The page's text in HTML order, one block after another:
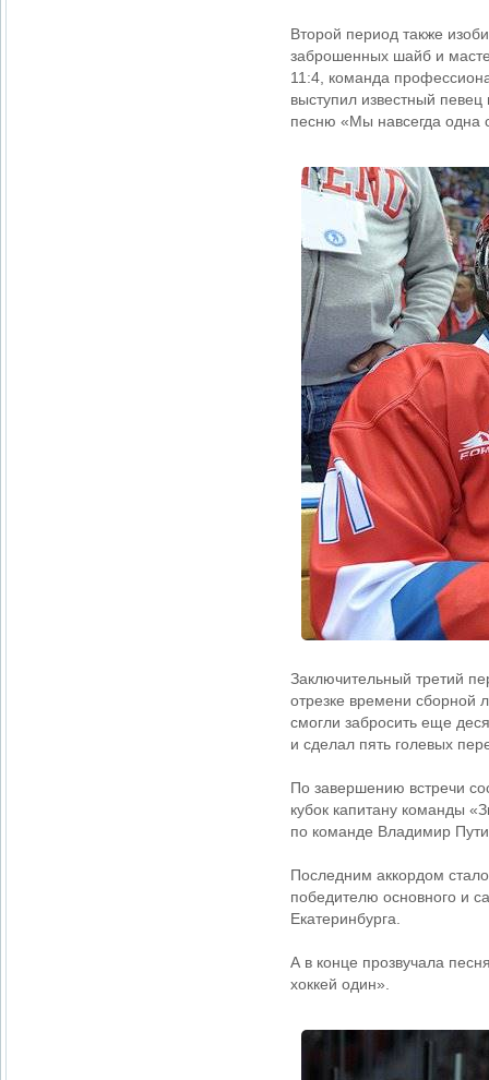
Второй период также
заброшенных шайб и
11:4, команда
выступил известный
песню «Мы навсегда одна
Заключительный третий
отрезке времени сборной
смогли забросить еще
и сделал пять голевых
По завершению встречи
кубок капитану команды
по команде Владимир
Последним аккордом
победителю основного и
Екатеринбурга.
А в конце прозвучала
хоккей один».